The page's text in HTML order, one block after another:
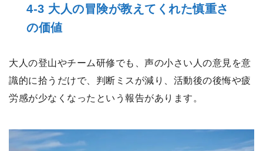
4-3 大人の冒険が教えてくれた慎重さ
の価値
大人の登山やチーム研修でも、声の小さい人の意見を意
識的に拾うだけで、判断ミスが減り、活動後の後悔や疲
労感が少なくなったという報告があります。